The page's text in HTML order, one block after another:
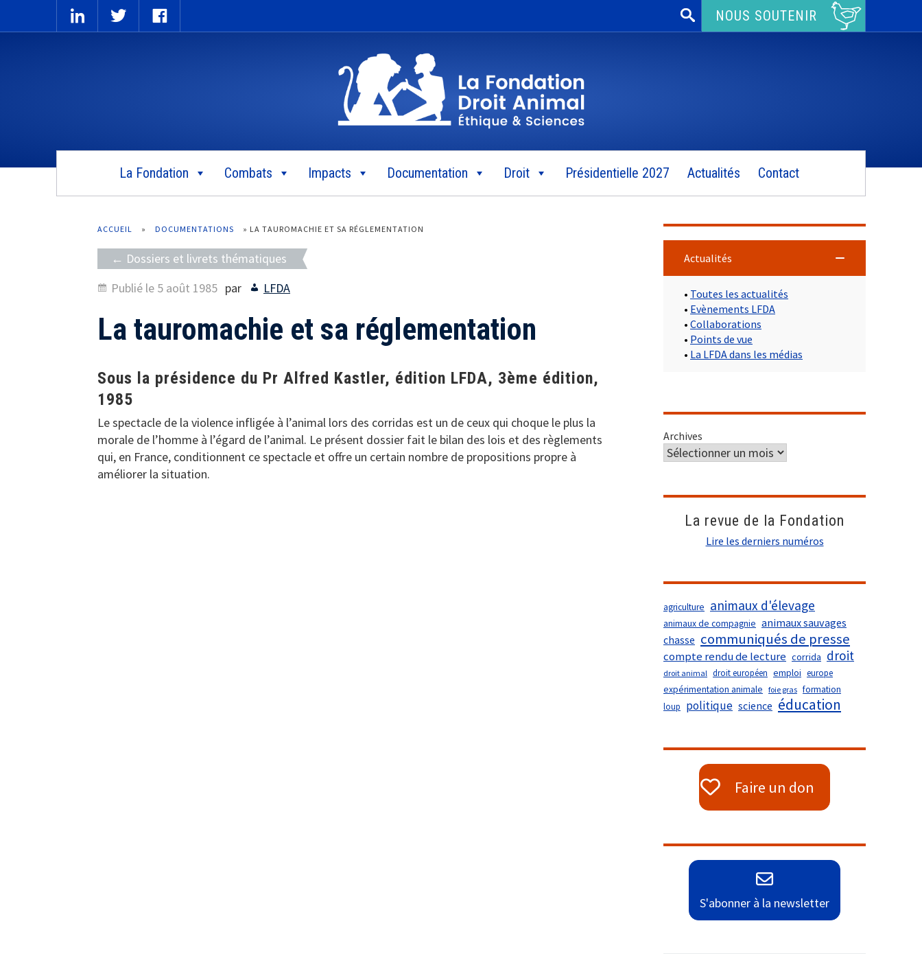
Rechercher :NOUS SOUTENIR
La Fondation Combats Impacts Documentation Droit Présidentielle 2027 Actualités Contact
ACCUEIL » DOCUMENTATIONS » LA TAUROMACHIE ET SA RÉGLEMENTATION
Dossiers et livrets thématiques
Publié le 5 août 1985 par LFDA
La tauromachie et sa réglementation
Sous la présidence du Pr Alfred Kastler, édition LFDA, 3ème édition,
1985
Le spectacle de la violence infligée à l’animal lors des corridas est un de ceux qui choque le plus la
morale de l’homme à l’égard de l’animal. Le présent dossier fait le bilan des lois et des règlements
qui, en France, conditionnent ce spectacle et offre un certain nombre de propositions propre à
améliorer la situation.
Actualités
• Toutes les actualités
• Evènements LFDA
• Collaborations
• Points de vue
• La LFDA dans les médias
Archives
La revue de la Fondation
Lire les derniers numéros
agriculture animaux d'élevage
animaux de compagnie animaux sauvages
chasse communiqués de presse
compte rendu de lecture corrida droit
droit animal droit européen emploi europe
expérimentation animale foie gras formation
loup politique science éducation
Faire un don
S'abonner à la newsletter